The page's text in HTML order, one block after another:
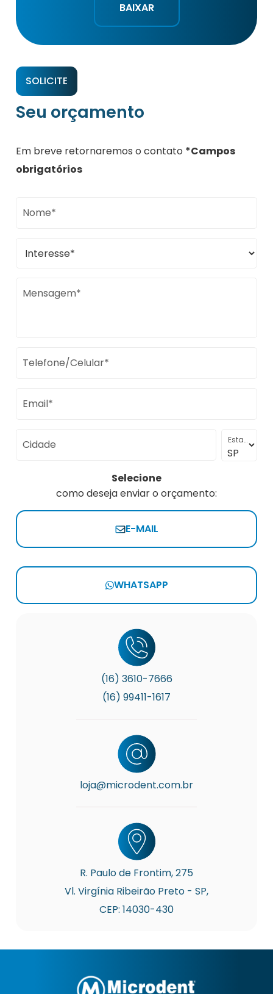
BAIXAR
SOLICITE
Seu orçamento
Em breve retornaremos o contato *Campos
obrigatórios
Nome*
Mensagem*
Telefone/Celular*
Email*
Cidade Estado
Selecione
como deseja enviar o orçamento:
E-MAIL
WHATSAPP
(16) 3610-7666
(16) 99411-1617
loja@microdent.com.br
R. Paulo de Frontim, 275
Vl. Virgínia Ribeirão Preto - SP,
CEP: 14030-430